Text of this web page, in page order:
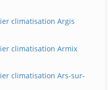
climatisation Argis
climatisation Armix
climatisation Ars-sur-